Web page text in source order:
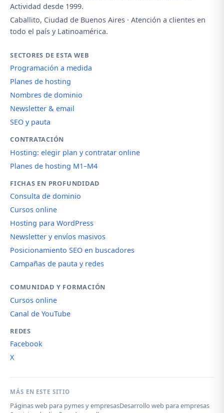
Actividad desde 1999.
Caballito, Ciudad de Buenos Aires · Atención a clientes en
todo el país y Latinoamérica.
SECTORES DE ESTA WEB
Programación a medida
Planes de hosting
Nombres de dominio
Newsletter & email
SEO y pauta
CONTRATACIÓN
Hosting: elegir plan y contratar online
Planes de hosting M1–M4
FICHAS EN PROFUNDIDAD
Consulta de dominio
Cursos online
Hosting para WordPress
Newsletter y envíos masivos
Posicionamiento SEO en buscadores
Campañas de pauta y redes
COMUNIDAD Y FORMACIÓN
Cursos online
Canal de YouTube
REDES
Facebook
X
MÁS EN ESTE SITIO
Páginas web para pymes y empresasDesarrollo web para empresas